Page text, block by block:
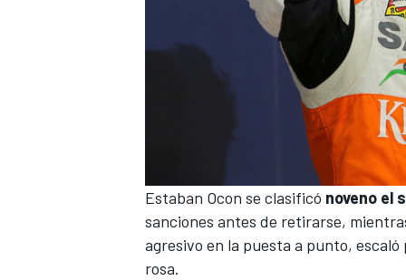
Estaban Ocon se clasificó noveno el
sanciones antes de retirarse,
agresivo en la puesta a punto,
rosa.